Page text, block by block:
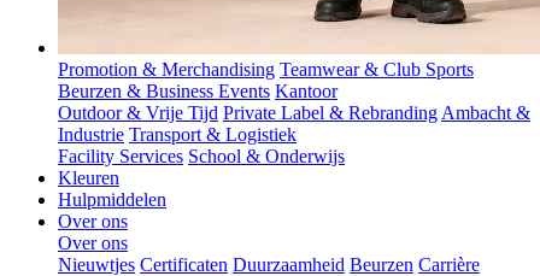
Promotion & Merchandising Teamwear & Club Sports
Beurzen & Business Events Kantoor
Outdoor & Vrije Tijd Private Label & Rebranding Ambacht &
Industrie Transport & Logistiek
Facility Services School & Onderwijs
Kleuren
Hulpmiddelen
Over ons
Over ons
Nieuwtjes Certificaten Duurzaamheid Beurzen Carrière